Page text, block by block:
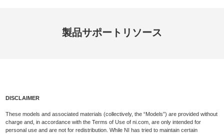
製品サポート リソース
DISCLAIMER
These models and associated materials (collectively, the “Models”) are provided without
charge and, in accordance with the Terms of Use of ni.com, are only intended for
personal use and are not for redistribution. While NI has tried to maintain certain